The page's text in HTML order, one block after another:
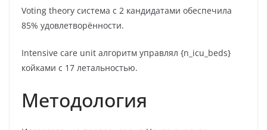
Voting theory система с 2 кандидатами обеспечила
85% удовлетворённости.
Intensive care unit алгоритм управлял {n_icu_beds}
койками с 17 летальностью.
Методология